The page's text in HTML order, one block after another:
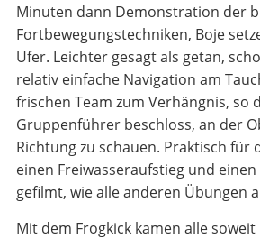
Minuten dann Demonstration der
Fortbewegungstechniken, Boje
Ufer. Leichter gesagt als getan,
relativ einfache Navigation am
frischen Team zum Verhängnis, so
Gruppenführer beschloss, an der
Richtung zu schauen. Praktisch für
einen Freiwasseraufstieg und
gefilmt, wie alle anderen Übungen
Mit dem Frogkick kamen alle